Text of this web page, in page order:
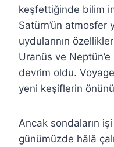
keşfettiğinde bilim
Satürn’ün atmosfer
uydularının
Uranüs ve
devrim oldu.
yeni keşiflerin
Ancak sondaların
günümüzde hâlâ